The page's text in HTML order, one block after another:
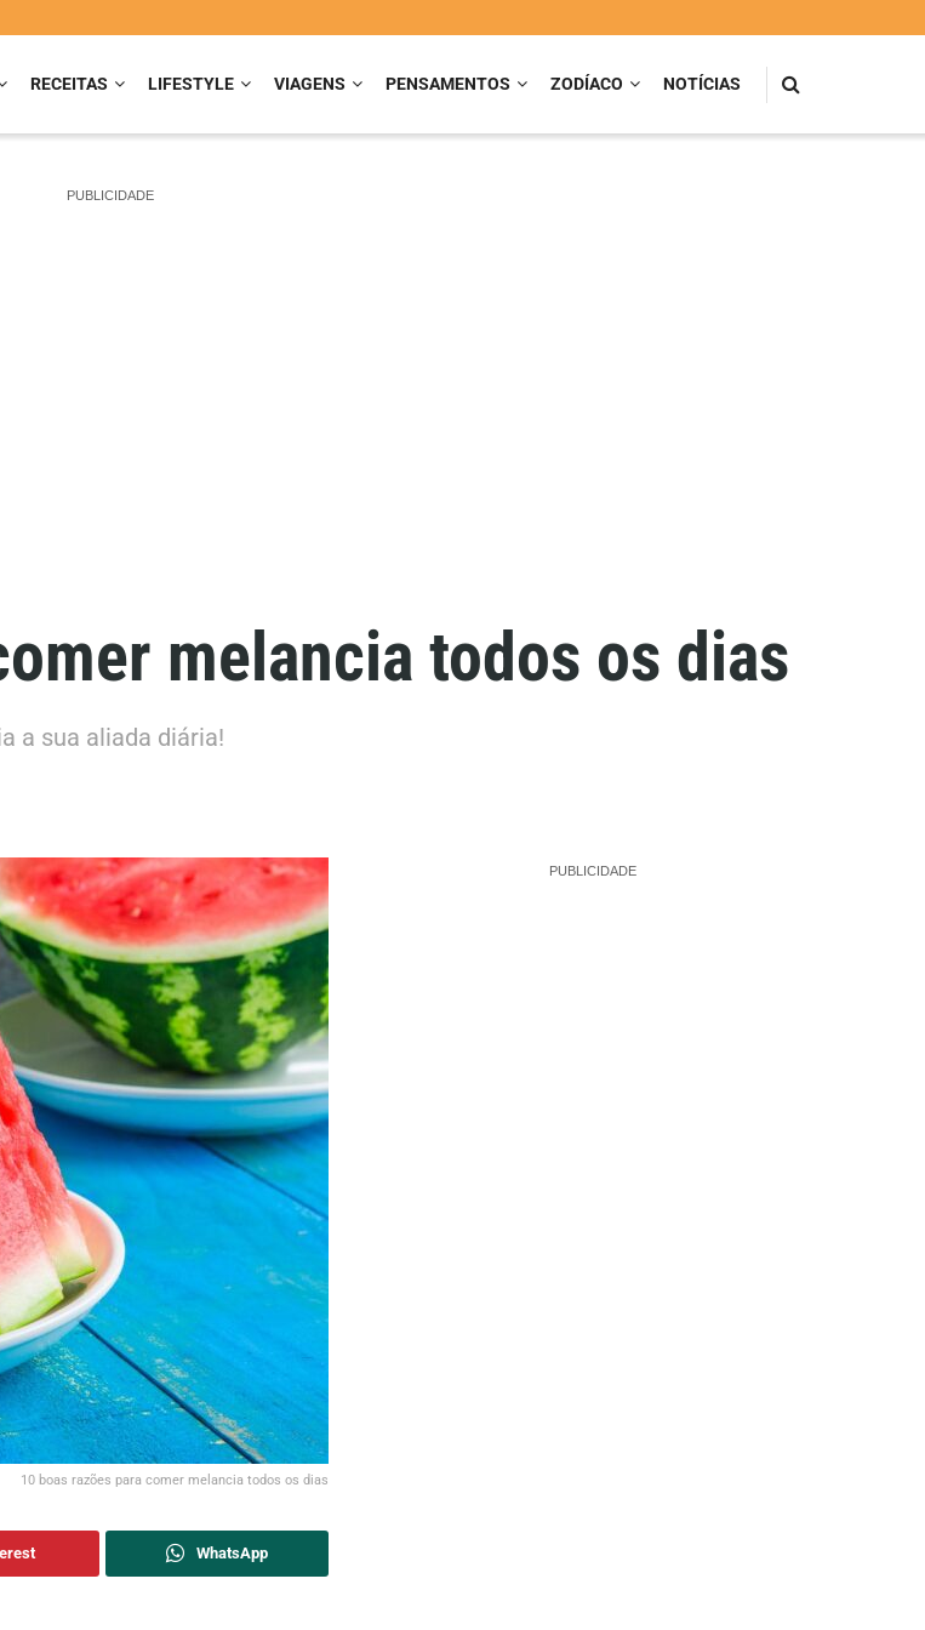
RECEITAS LIFESTYLE VIAGENS PENSAMENTOS ZODÍACO NOTÍCIAS
PUBLICIDADE
melancia todos os dias
a sua aliada diária!
10 boas razões para comer melancia todos os dias
WhatsApp
PUBLICIDADE